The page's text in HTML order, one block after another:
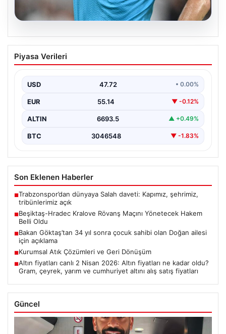
Beşiktaş-Hradec Kralove Rövanş
Maçını Yönetecek Hakem Belli Oldu
UEFA Avrupa Ligi üçüncü eleme turu rövanş
karşılaşması…
Piyasa Verileri
USD 47.72 • 0.00%
EUR 55.14 ▼ -0.12%
ALTIN 6693.5 ▲ +0.49%
BTC 3046548 ▼ -1.83%
Son Eklenen Haberler
■Trabzonspor’dan dünyaya Salah daveti: Kapımız, şehrimiz,
tribünlerimiz açık
■Beşiktaş-Hradec Kralove Rövanş Maçını Yönetecek Hakem
Belli Oldu
■Bakan Göktaş’tan 34 yıl sonra çocuk sahibi olan Doğan ailesi
için açıklama
■Kurumsal Atık Çözümleri ve Geri Dönüşüm
■Altın fiyatları canlı 2 Nisan 2026: Altın fiyatları ne kadar oldu?
Gram, çeyrek, yarım ve cumhuriyet altını alış satış fiyatları
Güncel